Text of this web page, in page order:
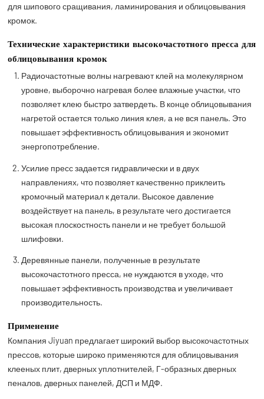
для шипового сращивания, ламинирования и облицовывания
кромок.
Технические характеристики высокочастотного пресса для
облицовывания кромок
Радиочастотные волны нагревают клей на молекулярном
уровне, выборочно нагревая более влажные участки, что
позволяет клею быстро затвердеть. В конце облицовывания
нагретой остается только линия клея, а не вся панель. Это
повышает эффективность облицовывания и экономит
энергопотребление.
Усилие пресс задается гидравлически и в двух
направлениях, что позволяет качественно приклеить
кромочный материал к детали. Высокое давление
воздействует на панель, в результате чего достигается
высокая плоскостность панели и не требует большой
шлифовки.
Деревянные панели, полученные в результате
высокочастотного пресса, не нуждаются в уходе, что
повышает эффективность производства и увеличивает
производительность.
Применение
Компания Jiyuan предлагает широкий выбор высокочастотных
прессов, которые широко применяются для облицовывания
клееных плит, дверных уплотнителей, Г-образных дверных
пеналов, дверных панелей, ДСП и МДФ.